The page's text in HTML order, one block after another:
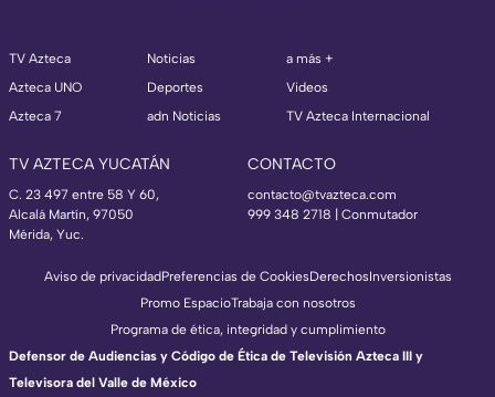
TV Azteca
Azteca UNO
Azteca 7
Noticias
Deportes
adn Noticias
a más +
Videos
TV Azteca Internacional
TV AZTECA YUCATÁN
C. 23 497 entre 58 Y 60,
Alcalá Martín, 97050
Mérida, Yuc.
CONTACTO
contacto@tvazteca.com
999 348 2718 | Conmutador
Aviso de privacidadPreferencias de CookiesDerechosInversionistas
Promo EspacioTrabaja con nosotros
Programa de ética, integridad y cumplimiento
Defensor de Audiencias y Código de Ética de Televisión Azteca III y
Televisora del Valle de México